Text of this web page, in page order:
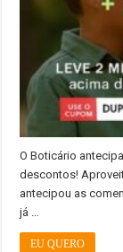
O Boticário
descontos!
antecipou as
já …
EU QUERO